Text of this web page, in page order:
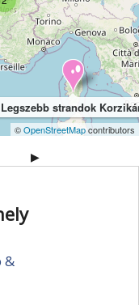
Szirt és fok Szurdok
Tengerpart
park Toulouse Túra
Városkalauzok
Világörökség
Legszebb strandok
©OpenStreetMapcontributors
▶
&